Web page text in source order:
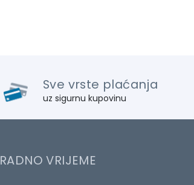
Sve vrste plaćanja
uz sigurnu kupovinu
RADNO VRIJEME